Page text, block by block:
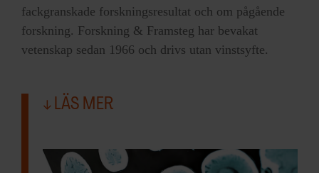
fackgranskade forskningsresultat och om pågående
forskning. Forskning & Framsteg har bevakat
vetenskap sedan 1966 och drivs utan vinstsyfte.
LÄS MER